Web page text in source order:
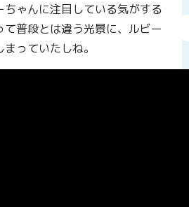
ちゃんに注目している気がする
普段とは違う光景に、ルビー
っていたしね。